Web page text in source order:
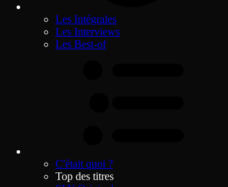
Les Intégrales
Les Interviews
Les Best-of
C'était quoi ?
Top des titres